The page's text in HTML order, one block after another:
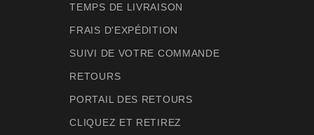
TEMPS DE LIVRAISON
FRAIS D'EXPÉDITION
SUIVI DE VOTRE COMMANDE
RETOURS
PORTAIL DES RETOURS
CLIQUEZ ET RETIREZ